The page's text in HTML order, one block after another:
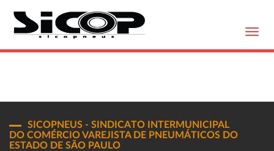
SICOPNEUS - SINDICATO INTERMUNICIPAL
DO COMÉRCIO VAREJISTA DE PNEUMÁTICOS DO
ESTADO DE SÃO PAULO